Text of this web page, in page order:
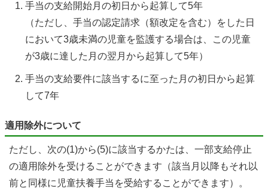
手当の支給開始月の初日から起算して5年
（ただし、手当の認定請求（額改定を含む）をした日
において3歳未満の児童を監護する場合は、この児童
が3歳に達した月の翌月から起算して5年）
手当の支給要件に該当するに至った月の初日から起算
して7年
適用除外について
ただし、次の(1)から(5)に該当するかたは、一部支給停止
の適用除外を受けることができます（該当月以降もそれ以
前と同様に児童扶養手当を受給することができます）。